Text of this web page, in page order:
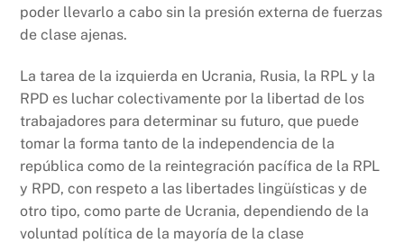
poder llevarlo a cabo sin la presión externa de fuerzas
de clase ajenas.
La tarea de la izquierda en Ucrania, Rusia, la RPL y la
RPD es luchar colectivamente por la libertad de los
trabajadores para determinar su futuro, que puede
tomar la forma tanto de la independencia de la
república como de la reintegración pacífica de la RPL
y RPD, con respeto a las libertades lingüísticas y de
otro tipo, como parte de Ucrania, dependiendo de la
voluntad política de la mayoría de la clase